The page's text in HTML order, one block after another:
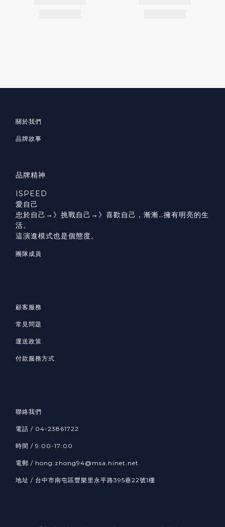
關於我們
品牌故事
品牌精神
ISPEED
愛自己
忠於自己→》挑戰自己→》喜歡自己，漸漸…擁有明亮的生
活。
這演進模式也是個態度。
團隊成員
顧客服務
常見問題
運送政策
付款服務方式
聯絡我們
電話 / 04-23861722
時間 / 9:00-17:00
電郵 / hong.zhong94@msa.hinet.net
地址 / 台中市南屯區豐樂里永平路395巷22號1樓